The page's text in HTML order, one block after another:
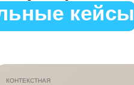
кейсы
КОНТЕКСТНАЯ